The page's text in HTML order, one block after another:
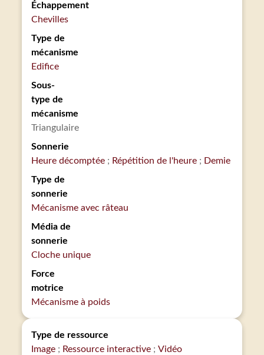
Échappement
Chevilles
Type de
mécanisme
Edifice
Sous-
type de
mécanisme
Triangulaire
Sonnerie
Heure décomptée
Répétition de l'heure
Demie
Type de
sonnerie
Mécanisme avec râteau
Média de
sonnerie
Cloche unique
Force
motrice
Mécanisme à poids
Type de ressource
Image
Ressource interactive
Vidéo